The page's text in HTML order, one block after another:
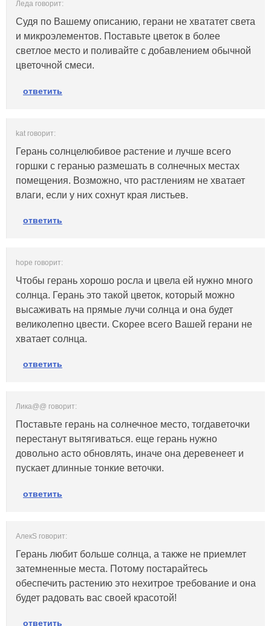
Леда говорит:
Судя по Вашему описанию, герани не хвататет света
и микроэлементов. Поставьте цветок в более
светлое место и поливайте с добавлением обычной
цветочной смеси.
ответить
kat говорит:
Герань солнцелюбивое растение и лучше всего
горшки с геранью размешать в солнечных местах
помещения. Возможно, что растлениям не хватает
влаги, если у них сохнут края листьев.
ответить
hope говорит:
Чтобы герань хорошо росла и цвела ей нужно много
солнца. Герань это такой цветок, который можно
высаживать на прямые лучи солнца и она будет
великолепно цвести. Скорее всего Вашей герани не
хватает солнца.
ответить
Лика@@ говорит:
Поставьте герань на солнечное место, тогдаветочки
перестанут вытягиваться. еще герань нужно
довольно асто обновлять, иначе она деревенеет и
пускает длинные тонкие веточки.
ответить
АлекS говорит:
Герань любит больше солнца, а также не приемлет
затемненные места. Потому постарайтесь
обеспечить растению это нехитрое требование и она
будет радовать вас своей красотой!
ответить